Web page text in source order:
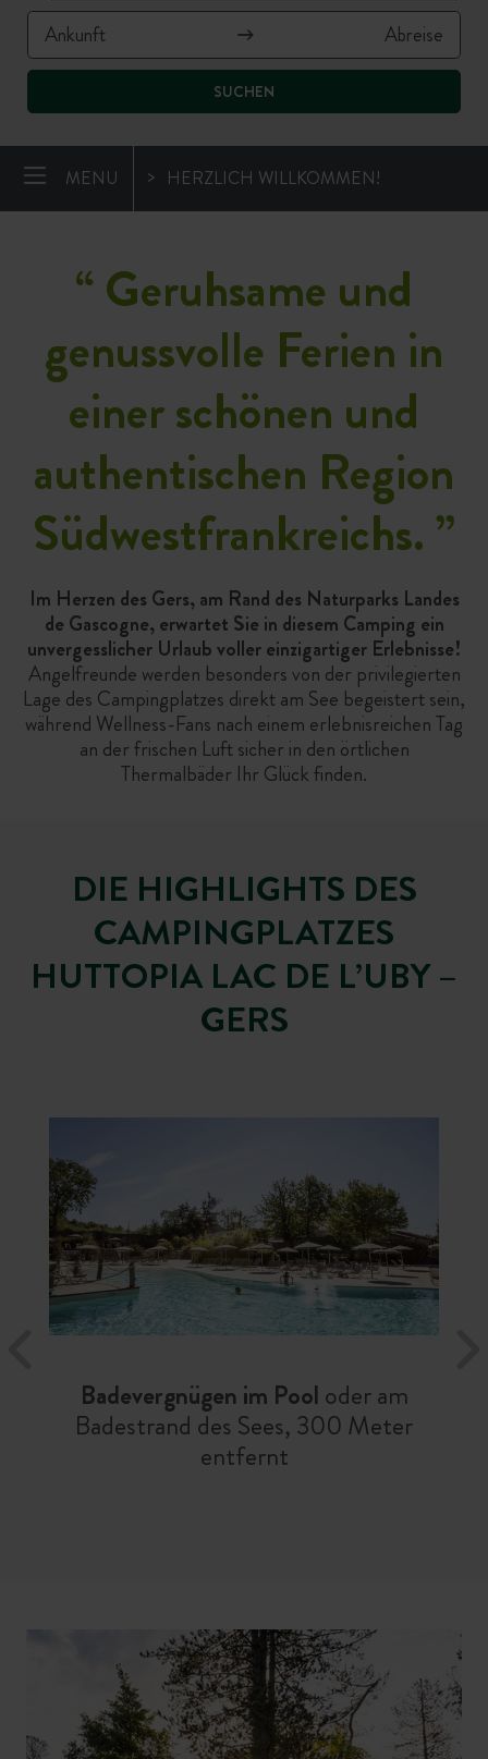
SUCHEN
MENU HERZLICH WILLKOMMEN!
“ Geruhsame und
genussvolle Ferien in
einer schönen und
authentischen Region
Südwestfrankreichs. ”
Im Herzen des Gers, am Rand des Naturparks Landes
de Gascogne, erwartet Sie in diesem Camping ein
unvergesslicher Urlaub voller einzigartiger Erlebnisse!
Angelfreunde werden besonders von der privilegierten
Lage des Campingplatzes direkt am See begeistert sein,
während Wellness-Fans nach einem erlebnisreichen Tag
an der frischen Luft sicher in den örtlichen
Thermalbäder Ihr Glück finden.
DIE HIGHLIGHTS DES
CAMPINGPLATZES
HUTTOPIA LAC DE L’UBY –
GERS
Badevergnügen im Pool oder am
Badestrand des Sees, 300 Meter
entfernt